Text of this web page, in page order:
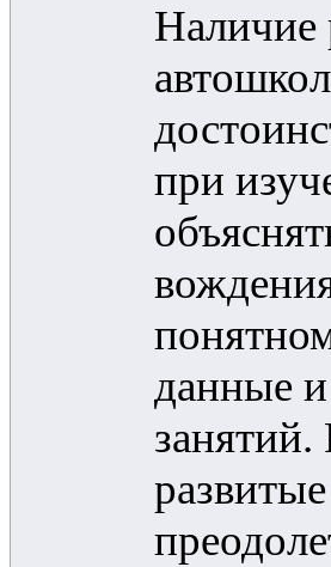
Наличие
при
данные и